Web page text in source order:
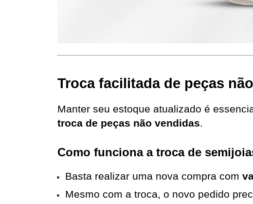
Troca facilitada de peças
troca de peças não vendidas.
Como funciona a troca de
Basta realizar uma nova compra com
Mesmo com a troca, o novo pedido